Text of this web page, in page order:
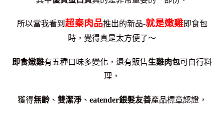
所以當我看到 超秦肉品推出的新品-就是嫩雞即食包
時， 覺得真是太方便了～
即食嫩雞有五種口味多變化，還有販售生雞肉包可自行料
理，
獲得無齡、 雙潔淨、 eatender銀髮友善產品標章認證，